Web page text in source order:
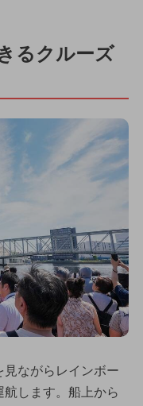
るクルーズ
ながらレインボー
します。船上から